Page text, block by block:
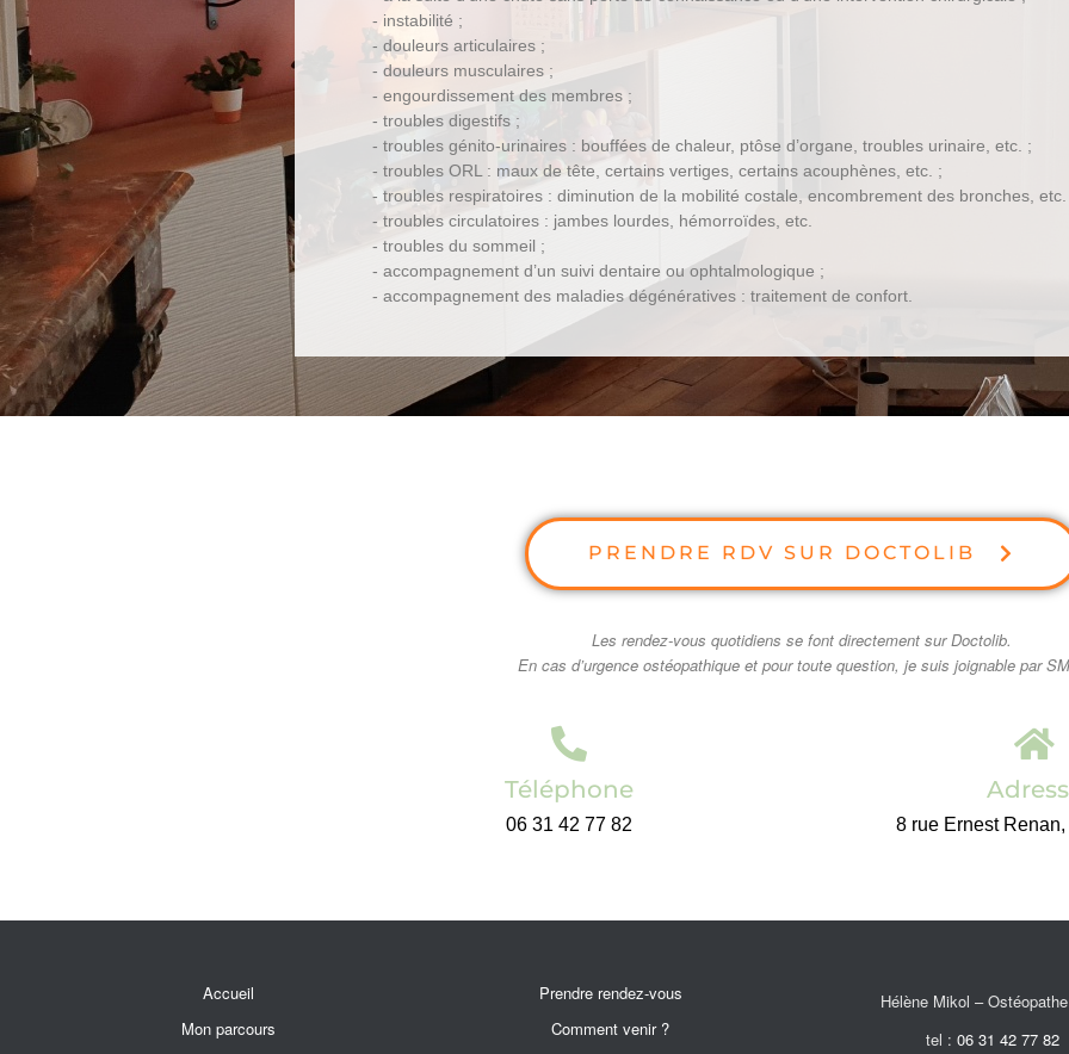
- instabilité ;
- douleurs articulaires ;
- douleurs musculaires ;
- engourdissement des membres ;
- troubles digestifs ;
- troubles génito-urinaires : bouffées de chaleur, ptôse d’organe, troubles urinaire, etc. ;
- troubles ORL : maux de tête, certains vertiges, certains acouphènes, etc. ;
- troubles respiratoires : diminution de la mobilité costale, encombrement des bronches,
- troubles circulatoires : jambes lourdes, hémorroïdes, etc.
- troubles du sommeil ;
- accompagnement d’un suivi dentaire ou ophtalmologique ;
- accompagnement des maladies dégénératives : traitement de confort.
PRENDRE RDV SUR DOCTOLIB
Les rendez-vous quotidiens se font directement sur Doctolib.
En cas d’urgence ostéopathique et pour toute question, je suis joignable par
Téléphone
06 31 42 77 82 8 rue Ernest
Accueil
Mon parcours
Prendre rendez-vous
Comment venir ?
Hélène Mikol –
tel :06 31 42 77 82